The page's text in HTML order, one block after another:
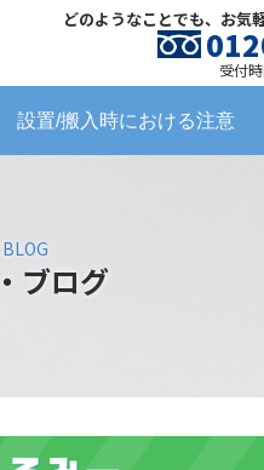
どのようなことでも、お気
受付
設置/搬入時における注意
ブログ